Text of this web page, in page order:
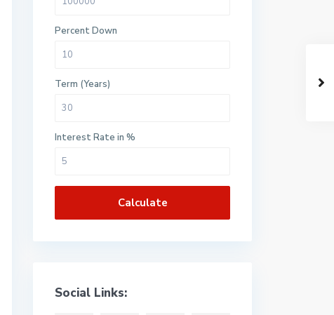
Percent Down
Term (Years)
Interest Rate in %
Calculate
Social Links: